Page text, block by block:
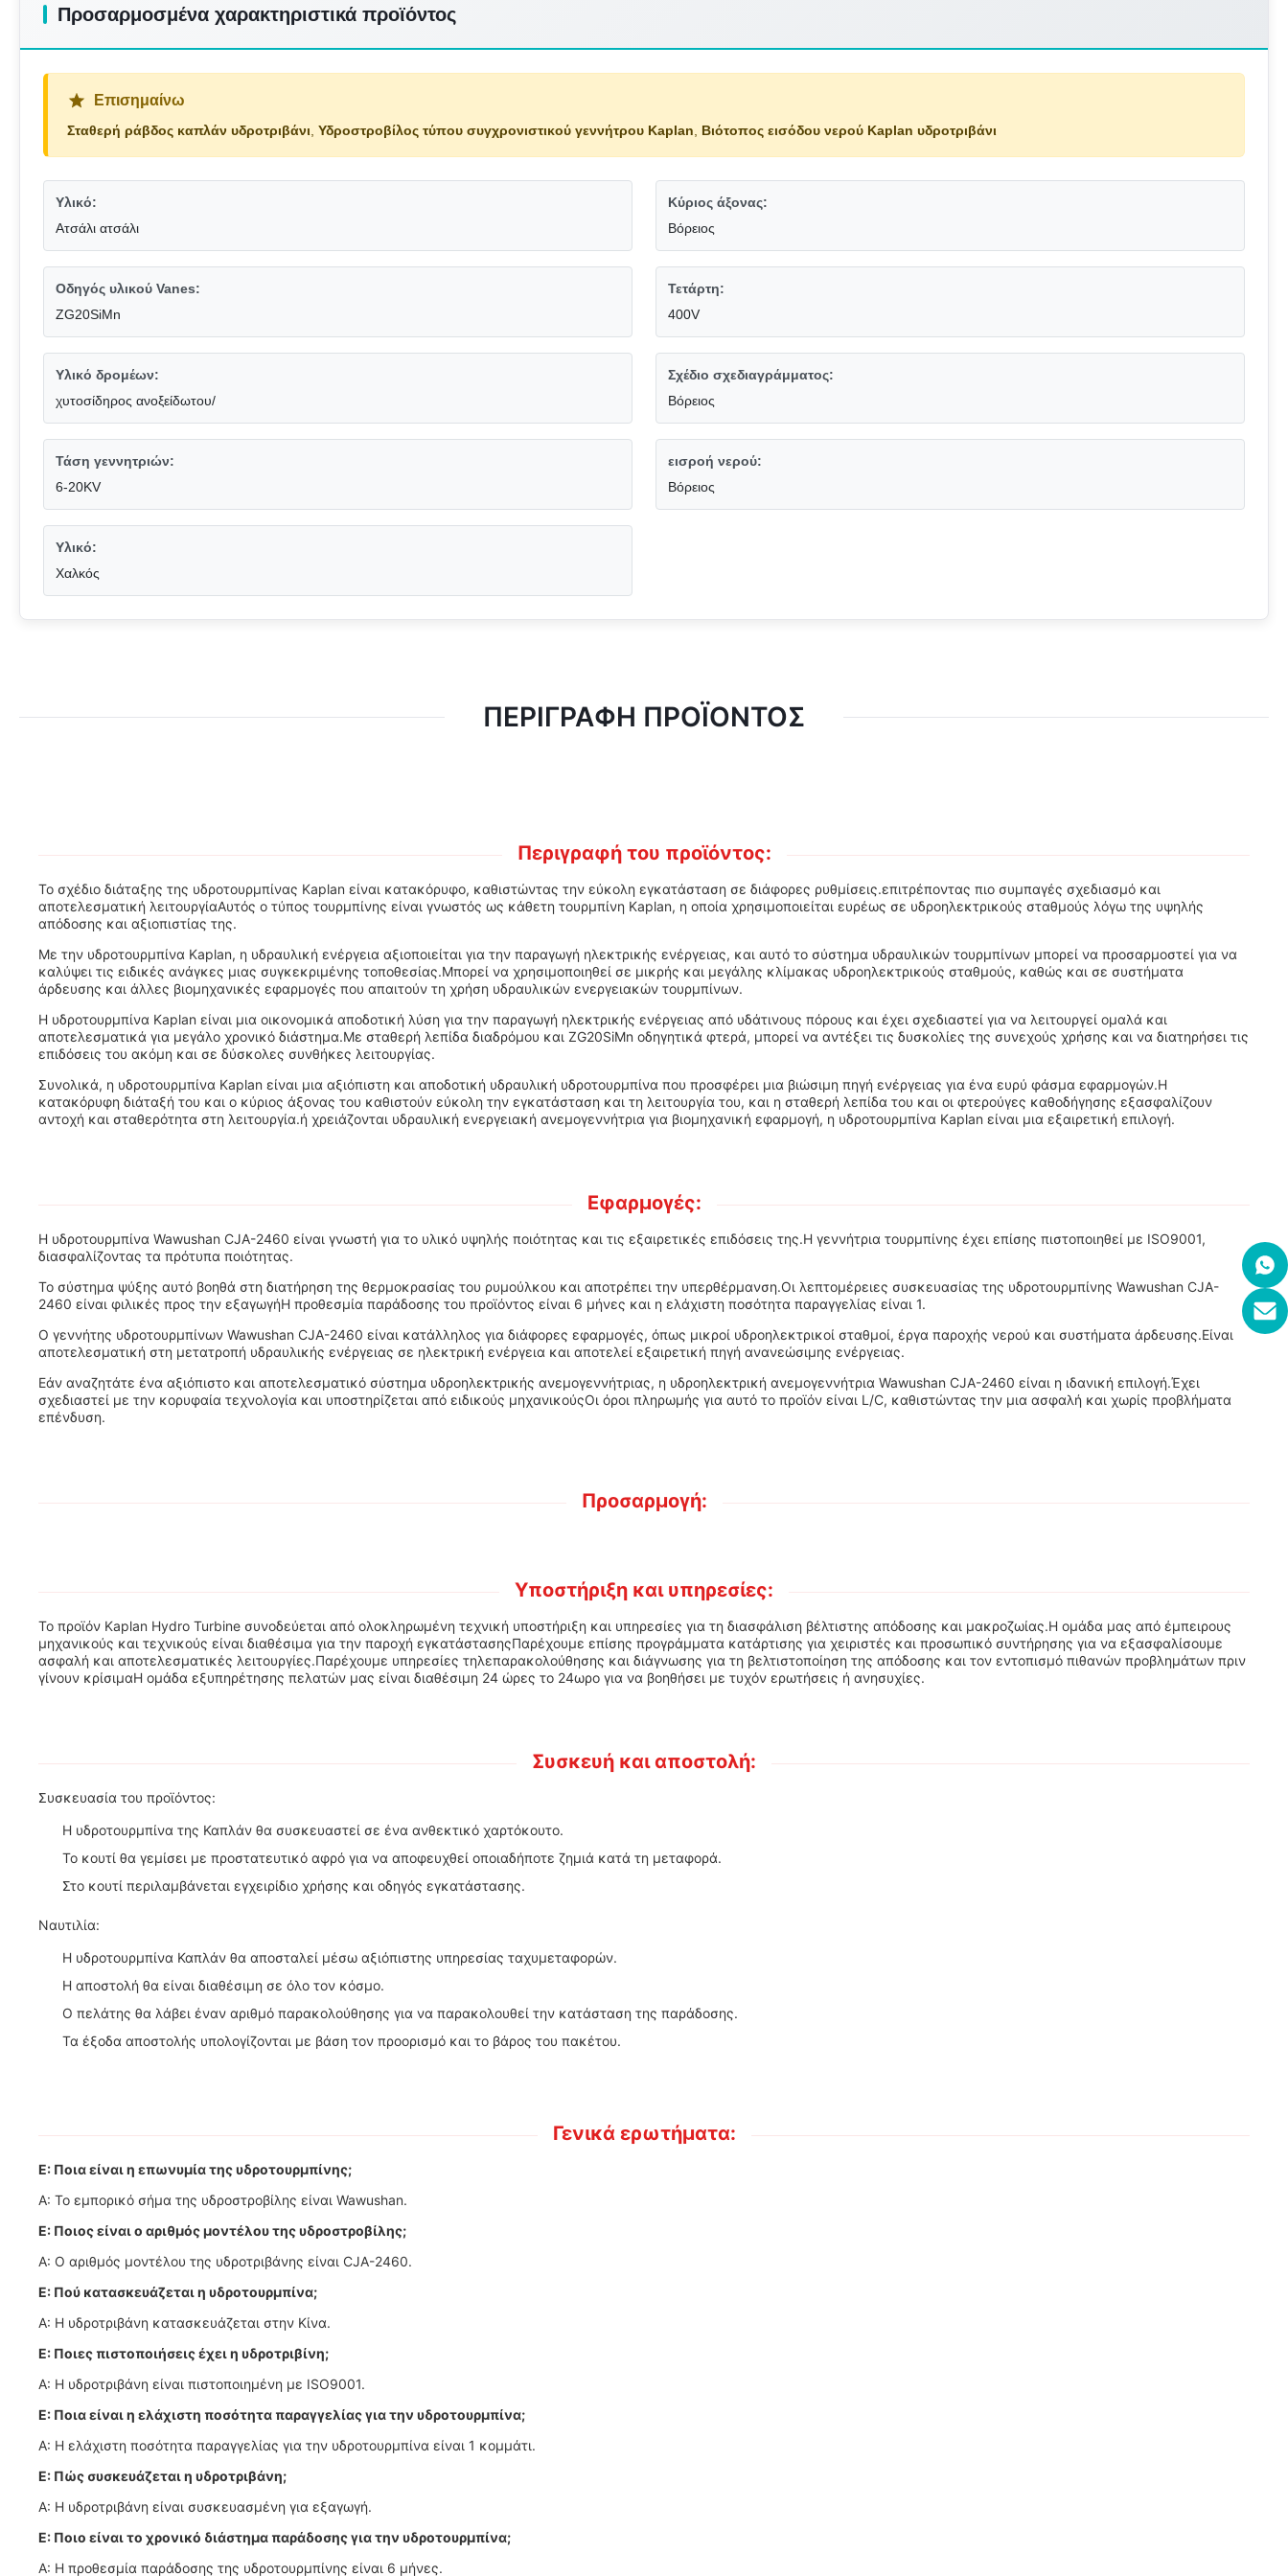
Προσαρμοσμένα χαρακτηριστικά προϊόντος
Επισημαίνω
Σταθερή ράβδος καπλάν υδροτριβάνι Υδροστροβίλος τύπου συγχρονιστικού γεννήτρου Kaplan Βιότοπος εισόδου νερού Kaplan υδροτριβάνι
Υλικό:
Ατσάλι ατσάλι
Κύριος άξονας:
Βόρειος
Οδηγός υλικού Vanes:
ZG20SiMn
Τετάρτη:
400V
Υλικό δρομέων:
χυτοσίδηρος ανοξείδωτου/
Σχέδιο σχεδιαγράμματος:
Βόρειος
Τάση γεννητριών:
6-20KV
εισροή νερού:
Βόρειος
Υλικό:
Χαλκός
ΠΕΡΙΓΡΑΦΉ ΠΡΟΪΌΝΤΟΣ
Περιγραφή του προϊόντος:
Το σχέδιο διάταξης της υδροτουρμπίνας Kaplan είναι κατακόρυφο, καθιστώντας την εύκολη εγκατάσταση σε διάφορες ρυθμίσεις.επιτρέποντας πιο συμπαγές σχεδιασμό και
αποτελεσματική λειτουργίαΑυτός ο τύπος τουρμπίνης είναι γνωστός ως κάθετη τουρμπίνη Kaplan, η οποία χρησιμοποιείται ευρέως σε υδροηλεκτρικούς σταθμούς λόγω της υψηλής
απόδοσης και αξιοπιστίας της.
Με την υδροτουρμπίνα Kaplan, η υδραυλική ενέργεια αξιοποιείται για την παραγωγή ηλεκτρικής ενέργειας, και αυτό το σύστημα υδραυλικών τουρμπίνων μπορεί να προσαρμοστεί για να
καλύψει τις ειδικές ανάγκες μιας συγκεκριμένης τοποθεσίας.Μπορεί να χρησιμοποιηθεί σε μικρής και μεγάλης κλίμακας υδροηλεκτρικούς σταθμούς, καθώς και σε συστήματα
άρδευσης και άλλες βιομηχανικές εφαρμογές που απαιτούν τη χρήση υδραυλικών ενεργειακών τουρμπίνων.
Η υδροτουρμπίνα Kaplan είναι μια οικονομικά αποδοτική λύση για την παραγωγή ηλεκτρικής ενέργειας από υδάτινους πόρους και έχει σχεδιαστεί για να λειτουργεί ομαλά και
αποτελεσματικά για μεγάλο χρονικό διάστημα.Με σταθερή λεπίδα διαδρόμου και ZG20SiMn οδηγητικά φτερά, μπορεί να αντέξει τις δυσκολίες της συνεχούς χρήσης και να διατηρήσει τις
επιδόσεις του ακόμη και σε δύσκολες συνθήκες λειτουργίας.
Συνολικά, η υδροτουρμπίνα Kaplan είναι μια αξιόπιστη και αποδοτική υδραυλική υδροτουρμπίνα που προσφέρει μια βιώσιμη πηγή ενέργειας για ένα ευρύ φάσμα εφαρμογών.Η
κατακόρυφη διάταξή του και ο κύριος άξονας του καθιστούν εύκολη την εγκατάσταση και τη λειτουργία του, και η σταθερή λεπίδα του και οι φτερούγες καθοδήγησης εξασφαλίζουν
αντοχή και σταθερότητα στη λειτουργία.ή χρειάζονται υδραυλική ενεργειακή ανεμογεννήτρια για βιομηχανική εφαρμογή, η υδροτουρμπίνα Kaplan είναι μια εξαιρετική επιλογή.
Εφαρμογές:
Η υδροτουρμπίνα Wawushan CJA-2460 είναι γνωστή για το υλικό υψηλής ποιότητας και τις εξαιρετικές επιδόσεις της.Η γεννήτρια τουρμπίνης έχει επίσης πιστοποιηθεί με ISO9001,
διασφαλίζοντας τα πρότυπα ποιότητας.
Το σύστημα ψύξης αυτό βοηθά στη διατήρηση της θερμοκρασίας του ρυμούλκου και αποτρέπει την υπερθέρμανση.Οι λεπτομέρειες συσκευασίας της υδροτουρμπίνης Wawushan CJA-
2460 είναι φιλικές προς την εξαγωγήΗ προθεσμία παράδοσης του προϊόντος είναι 6 μήνες και η ελάχιστη ποσότητα παραγγελίας είναι 1.
Ο γεννήτης υδροτουρμπίνων Wawushan CJA-2460 είναι κατάλληλος για διάφορες εφαρμογές, όπως μικροί υδροηλεκτρικοί σταθμοί, έργα παροχής νερού και συστήματα άρδευσης.Είναι
αποτελεσματική στη μετατροπή υδραυλικής ενέργειας σε ηλεκτρική ενέργεια και αποτελεί εξαιρετική πηγή ανανεώσιμης ενέργειας.
Εάν αναζητάτε ένα αξιόπιστο και αποτελεσματικό σύστημα υδροηλεκτρικής ανεμογεννήτριας, η υδροηλεκτρική ανεμογεννήτρια Wawushan CJA-2460 είναι η ιδανική επιλογή.Έχει
σχεδιαστεί με την κορυφαία τεχνολογία και υποστηρίζεται από ειδικούς μηχανικούςΟι όροι πληρωμής για αυτό το προϊόν είναι L/C, καθιστώντας την μια ασφαλή και χωρίς προβλήματα
επένδυση.
Προσαρμογή:
Υποστήριξη και υπηρεσίες:
Το προϊόν Kaplan Hydro Turbine συνοδεύεται από ολοκληρωμένη τεχνική υποστήριξη και υπηρεσίες για τη διασφάλιση βέλτιστης απόδοσης και μακροζωίας.Η ομάδα μας από έμπειρους
μηχανικούς και τεχνικούς είναι διαθέσιμα για την παροχή εγκατάστασηςΠαρέχουμε επίσης προγράμματα κατάρτισης για χειριστές και προσωπικό συντήρησης για να εξασφαλίσουμε
ασφαλή και αποτελεσματικές λειτουργίες.Παρέχουμε υπηρεσίες τηλεπαρακολούθησης και διάγνωσης για τη βελτιστοποίηση της απόδοσης και τον εντοπισμό πιθανών προβλημάτων πριν
γίνουν κρίσιμαΗ ομάδα εξυπηρέτησης πελατών μας είναι διαθέσιμη 24 ώρες το 24ωρο για να βοηθήσει με τυχόν ερωτήσεις ή ανησυχίες.
Συσκευή και αποστολή:
Συσκευασία του προϊόντος:
Η υδροτουρμπίνα της Καπλάν θα συσκευαστεί σε ένα ανθεκτικό χαρτόκουτο.
Το κουτί θα γεμίσει με προστατευτικό αφρό για να αποφευχθεί οποιαδήποτε ζημιά κατά τη μεταφορά.
Στο κουτί περιλαμβάνεται εγχειρίδιο χρήσης και οδηγός εγκατάστασης.
Ναυτιλία:
Η υδροτουρμπίνα Καπλάν θα αποσταλεί μέσω αξιόπιστης υπηρεσίας ταχυμεταφορών.
Η αποστολή θα είναι διαθέσιμη σε όλο τον κόσμο.
Ο πελάτης θα λάβει έναν αριθμό παρακολούθησης για να παρακολουθεί την κατάσταση της παράδοσης.
Τα έξοδα αποστολής υπολογίζονται με βάση τον προορισμό και το βάρος του πακέτου.
Γενικά ερωτήματα:
Ε: Ποια είναι η επωνυμία της υδροτουρμπίνης;
Α: Το εμπορικό σήμα της υδροστροβίλης είναι Wawushan.
Ε: Ποιος είναι ο αριθμός μοντέλου της υδροστροβίλης;
Α: Ο αριθμός μοντέλου της υδροτριβάνης είναι CJA-2460.
Ε: Πού κατασκευάζεται η υδροτουρμπίνα;
Α: Η υδροτριβάνη κατασκευάζεται στην Κίνα.
Ε: Ποιες πιστοποιήσεις έχει η υδροτριβίνη;
Α: Η υδροτριβάνη είναι πιστοποιημένη με ISO9001.
Ε: Ποια είναι η ελάχιστη ποσότητα παραγγελίας για την υδροτουρμπίνα;
Α: Η ελάχιστη ποσότητα παραγγελίας για την υδροτουρμπίνα είναι 1 κομμάτι.
Ε: Πώς συσκευάζεται η υδροτριβάνη;
Α: Η υδροτριβάνη είναι συσκευασμένη για εξαγωγή.
Ε: Ποιο είναι το χρονικό διάστημα παράδοσης για την υδροτουρμπίνα;
Α: Η προθεσμία παράδοσης της υδροτουρμπίνης είναι 6 μήνες.